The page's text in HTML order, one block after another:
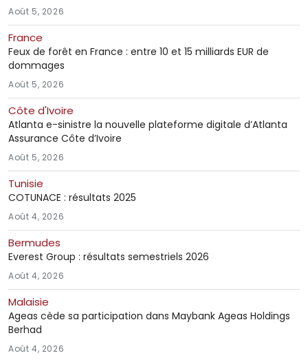
Août 5, 2026
France
Feux de forêt en France : entre 10 et 15 milliards EUR de
dommages
Août 5, 2026
Côte d'Ivoire
Atlanta e-sinistre la nouvelle plateforme digitale d’Atlanta
Assurance Côte d’Ivoire
Août 5, 2026
Tunisie
COTUNACE : résultats 2025
Août 4, 2026
Bermudes
Everest Group : résultats semestriels 2026
Août 4, 2026
Malaisie
Ageas cède sa participation dans Maybank Ageas Holdings
Berhad
Août 4, 2026